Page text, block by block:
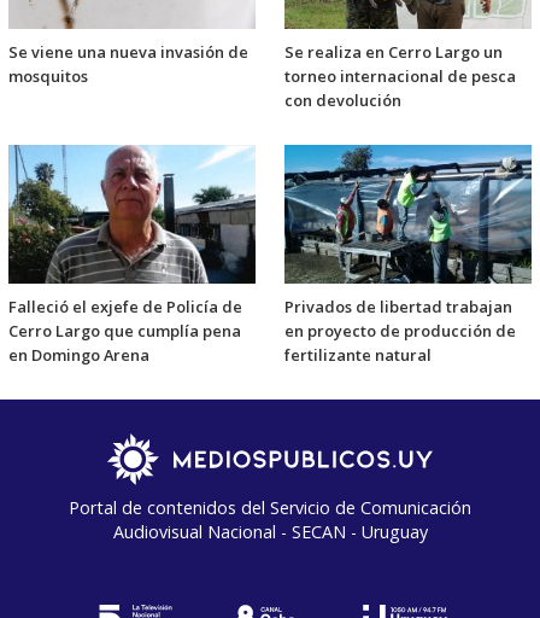
Se viene una nueva invasión de
mosquitos
Se realiza en Cerro Largo un
torneo internacional de pesca
con devolución
Falleció el exjefe de Policía de
Cerro Largo que cumplía pena
en Domingo Arena
Privados de libertad trabajan
en proyecto de producción de
fertilizante natural
Portal de contenidos del Servicio de Comunicación
Audiovisual Nacional - SECAN - Uruguay